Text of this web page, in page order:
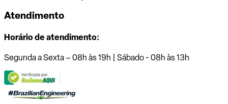
Atendimento
Horário de atendimento:
Segunda a Sexta – 08h às 19h | Sábado - 08h às 13h